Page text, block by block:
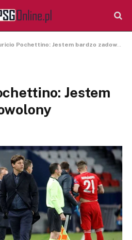
Pochettino: Jestem bardzo zadowolony
Jestem